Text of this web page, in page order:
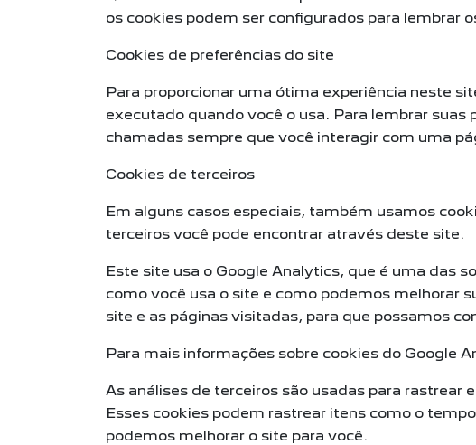
os cookies podem ser configurados para lembrar
Cookies de preferências do site
Para proporcionar uma ótima experiência neste
executado quando você o usa. Para lembrar
chamadas sempre que você interagir com uma
Cookies de terceiros
Em alguns casos especiais, também usamos
terceiros você pode encontrar através deste site.
Este site usa o Google Analytics, que é uma das
como você usa o site e como podemos melhorar
site e as páginas visitadas, para que possamos
Para mais informações sobre cookies do Google
As análises de terceiros são usadas para
Esses cookies podem rastrear itens como o
podemos melhorar o site para você.